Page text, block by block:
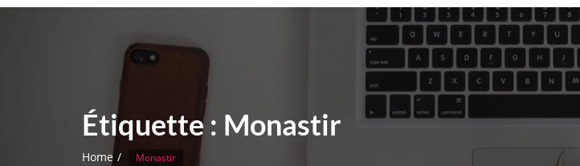
Étiquette : Monastir
Home Monastir